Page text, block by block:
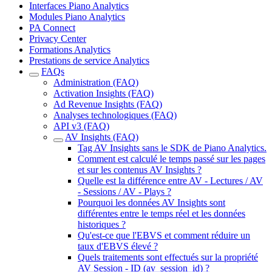
Interfaces Piano Analytics
Modules Piano Analytics
PA Connect
Privacy Center
Formations Analytics
Prestations de service Analytics
FAQs
Administration (FAQ)
Activation Insights (FAQ)
Ad Revenue Insights (FAQ)
Analyses technologiques (FAQ)
API v3 (FAQ)
AV Insights (FAQ)
Tag AV Insights sans le SDK de Piano Analytics.
Comment est calculé le temps passé sur les pages
et sur les contenus AV Insights ?
Quelle est la différence entre AV - Lectures / AV
- Sessions / AV - Plays ?
Pourquoi les données AV Insights sont
différentes entre le temps réel et les données
historiques ?
Qu'est-ce que l'EBVS et comment réduire un
taux d'EBVS élevé ?
Quels traitements sont effectués sur la propriété
AV Session - ID (av_session_id) ?